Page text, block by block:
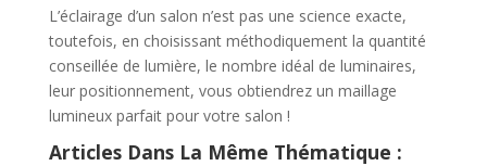
L’éclairage d’un salon n’est pas une science exacte,
toutefois, en choisissant méthodiquement la quantité
conseillée de lumière, le nombre idéal de luminaires,
leur positionnement, vous obtiendrez un maillage
lumineux parfait pour votre salon !
Articles Dans La Même Thématique :